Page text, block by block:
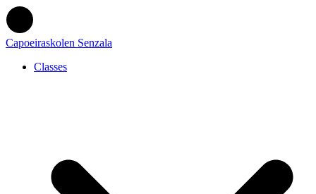
Capoeiraskolen Senzala
Classes